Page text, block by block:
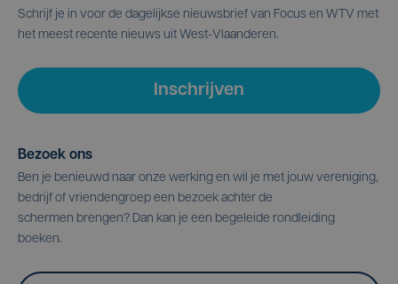
Schrijf je in voor de dagelijkse nieuwsbrief van Focus en WTV met
het meest recente nieuws uit West-Vlaanderen.
Inschrijven
Bezoek ons
Ben je benieuwd naar onze werking en wil je met jouw vereniging,
bedrijf of vriendengroep een bezoek achter de
schermen brengen? Dan kan je een begeleide rondleiding
boeken.